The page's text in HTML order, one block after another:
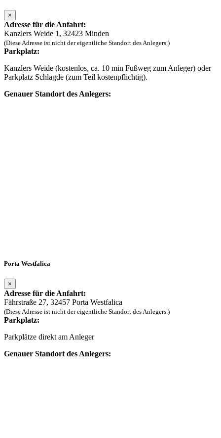
×
Adresse für die Anfahrt:
Kanzlers Weide 1, 32423 Minden
(Diese Adresse ist nicht der eigentliche Standort des Anlegers.)
Parkplatz:
Kanzlers Weide (kostenlos, ca. 10 min Fußweg zum Anleger) oder
Parkplatz Schlagde (zum Teil kostenpflichtig).
Genauer Standort des Anlegers:
Porta Westfalica
×
Adresse für die Anfahrt:
Fährstraße 27, 32457 Porta Westfalica
(Diese Adresse ist nicht der eigentliche Standort des Anlegers.)
Parkplatz:
Parkplätze direkt am Anleger
Genauer Standort des Anlegers: